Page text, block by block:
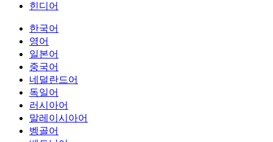
힌디어
한국어
영어
일본어
중국어
네덜란드어
독일어
러시아어
말레이시아어
벵골어